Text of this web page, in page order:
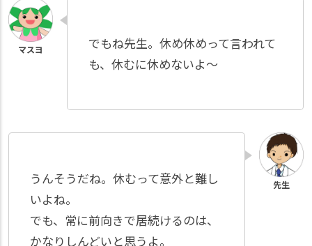
でもね先生。休め休めって言われて
も、休むに休めないよ～
うんそうだね。休むって意外と難し
いよね。
でも、常に前向きで居続けるのは、
かなりしんどいと思うよ。